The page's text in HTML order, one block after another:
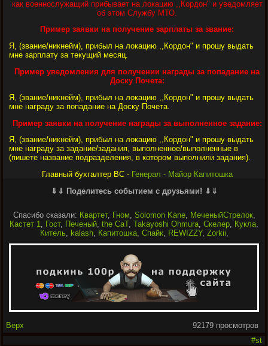
как военнослужащий прибывает на локацию ,,Кордон" и уведомляет
об этом Службу МТО.
Пример заявки на получение зарплаты за звание:
Я, (звание/никнейм), прибыл на локацию ,,Кордон" и прошу выдать
мне зарплату за текущий месяц.
Пример уведомления для получении награды за попадание на
Доску Почета:
Я, (звание/никнейм), прибыл на локацию ,,Кордон" и прошу выдать
мне награду за попадание на Доску Почета.
Пример заявки на получение награды за выполненное задание:
Я, (звание/никнейм), прибыл на локацию ,,Кордон" и прошу выдать
мне награду за задание/задания, выполненное/выполненные в
(пишете название подразделения, в котором выполнили задания).
Главный бухгалтер ВС - Генерал - Майор Капитошка
⇓⇓ Поделитесь событием с друзьями! ⇓⇓
Спасибо сказали: Квартет, Гном, Solomon Kane, МеченыйСтрелок,
Кастет 1, Гост, Печеный, the CaT, Takayoshi Ohmura, Скелер, Кукла,
Китель, kalash, Капитошка, Спайк, REWIZZY, Zorkii,
Верх
92179 просмотров
#st